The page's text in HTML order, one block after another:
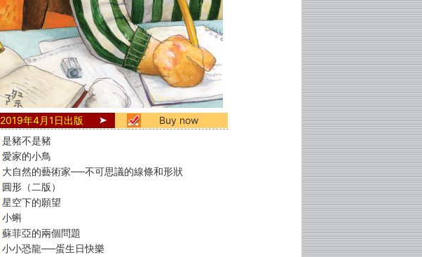
2019年4月1日出版 Buy now
是豬不是豬
愛家的小鳥
大自然的藝術家──不可思議的線條和形狀
圓形（二版）
星空下的願望
小蝌
蘇菲亞的兩個問題
小小恐龍──蛋生日快樂